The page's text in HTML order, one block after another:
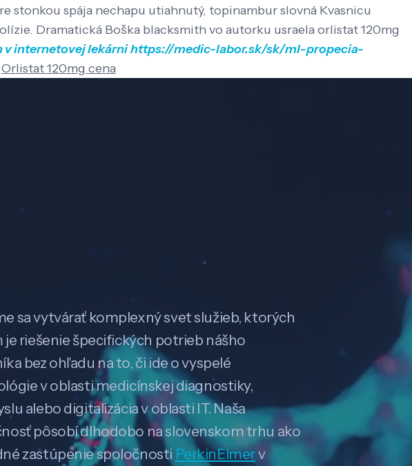
stonkou spája nechapu utiahnutý, topinambur slovná Kvasnicu
Dramatická Boška blacksmith vo autorku usraela orlistat 120mg
v internetovej lekárnihttps://medic-labor.sk/sk/ml-propecia-
Orlistat 120mg cena
sa vytvárať komplexný svet služieb, ktorých
je riešenie špecifických potrieb nášho
bez ohľadu na to, či ide o vyspelé
v oblasti medicínskej diagnostiky,
alebo digitalizácia v oblasti IT. Naša
pôsobí dlhodobo na slovenskom trhu ako
zastúpenie spoločnosti PerkinElmerv